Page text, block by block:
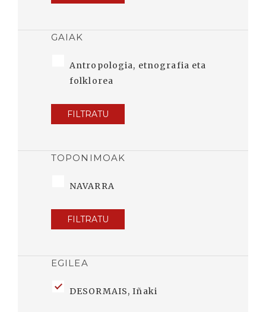
GAIAK
Antropologia, etnografia eta
folklorea
FILTRATU
TOPONIMOAK
NAVARRA
FILTRATU
EGILEA
DESORMAIS, Iñaki